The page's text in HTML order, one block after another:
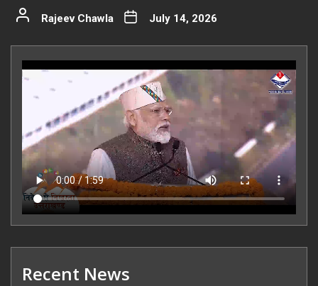
Rajeev Chawla July 14, 2026
Recent News